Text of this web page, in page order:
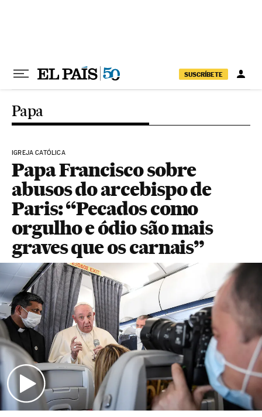
SUSCRÍBETE
Papa
IGREJA CATÓLICA
Papa Francisco sobre
abusos do arcebispo de
Paris: “Pecados como
orgulho e ódio são mais
graves que os carnais”